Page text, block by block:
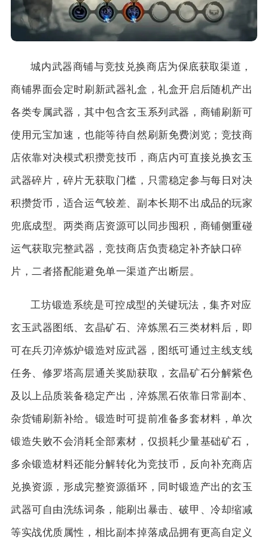
城内武器商铺与竞技兑换商店为保底获取渠道，
商铺界面会定时刷新武器礼盒，礼盒开启后随机产出
各类专属武器，其中包含玄玉系列武器，商铺刷新可
使用元宝加速，也能等待自然刷新免费浏览；竞技商
店依靠对决模式积攒竞技币，商店内可直接兑换玄玉
武器碎片，碎片无获取门槛，只需稳定参与每日对决
积攒货币，适合运气较差、副本长期不出成品的玩家
兜底成型。两类商店资源可以同步囤积，商铺侧重碰
运气获取完整武器，竞技商店负责稳定补齐缺口碎
片，二者搭配能避免单一渠道产出断层。
工坊锻造系统是可控成型的关键玩法，集齐对应
玄玉武器图纸、玄晶矿石、淬炼黑石三类材料后，即
可在兵刃淬炼炉锻造对应武器，图纸可通过主线支线
任务、修罗塔高层通关奖励获取，玄晶矿石分解紫色
及以上品质装备稳定产出，淬炼黑石依靠日常副本、
杂货铺刷新补给。锻造时可提前准备多套材料，单次
锻造失败不会消耗全部素材，仅损耗少量基础矿石，
多余锻造材料还能分解转化为竞技币，反向补充商店
兑换资源，形成完整资源循环，同时锻造产出的玄玉
武器可自由洗练词条，能刷出暴击、破甲、冷却缩减
等实战优质属性，相比副本掉落成品拥有更高自定义